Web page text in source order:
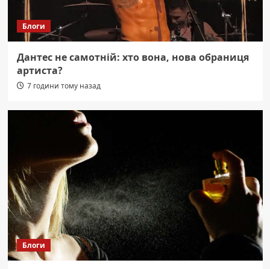
Блоги
Дантес не самотній: хто вона, нова обраниця
артиста?
7 години тому назад
Блоги